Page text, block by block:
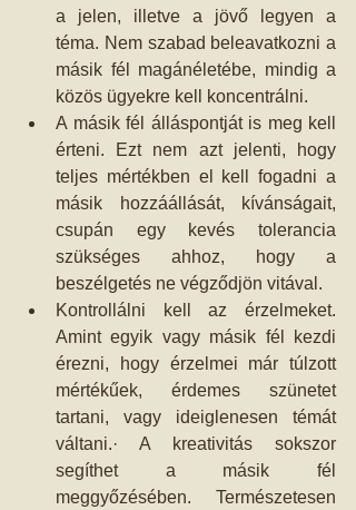
a jelen, illetve a jövő legyen a
téma. Nem szabad beleavatkozni a
másik fél magánéletébe, mindig a
közös ügyekre kell koncentrálni.
A másik fél álláspontját is meg kell
érteni. Ezt nem azt jelenti, hogy
teljes mértékben el kell fogadni a
másik hozzáállását, kívánságait,
csupán egy kevés tolerancia
szükséges ahhoz, hogy a
beszélgetés ne végződjön vitával.
Kontrollálni kell az érzelmeket.
Amint egyik vagy másik fél kezdi
érezni, hogy érzelmei már túlzott
mértékűek, érdemes szünetet
tartani, vagy ideiglenesen témát
váltani.· A kreativitás sokszor
segíthet a másik fél
meggyőzésében. Természetesen